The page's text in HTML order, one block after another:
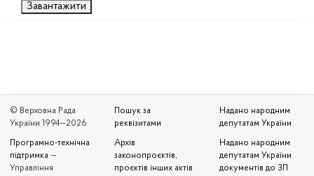
Завантажити
© Верховна Рада
України 1994—2026
Програмно-технічна
підтримка —
Управління
Пошук за
реквізитами
Архів
законопроєктів,
проєктів інших актів
Надано народним
депутатам України
Надано народним
депутатам України
документів до ЗП